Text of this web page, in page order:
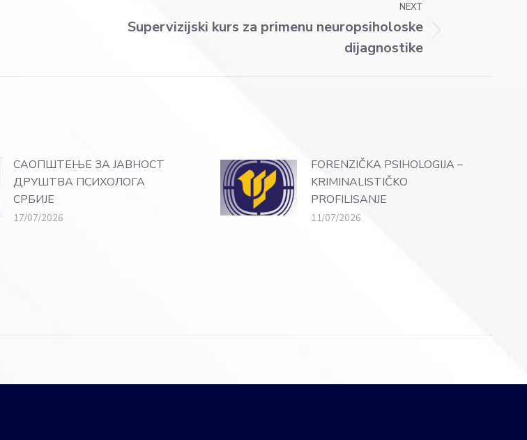
NEXT
Supervizijski kurs za primenu neuropsiholoske
dijagnostike
САОПШТЕЊЕ ЗА ЈАВНОСТ
ДРУШТВА ПСИХОЛОГА
СРБИЈЕ
17/07/2026
FORENZIČKA PSIHOLOGIJA –
KRIMINALISTIČKO
PROFILISANJE
11/07/2026